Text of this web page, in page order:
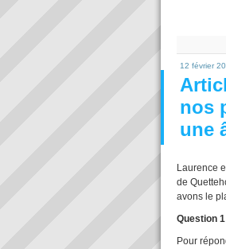
12 février
nos
une
Laurence
de
avons le
Question
Pour